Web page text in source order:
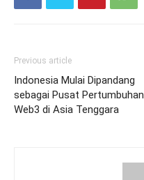
Previous article
Indonesia Mulai Dipandang
sebagai Pusat Pertumbuhan
Web3 di Asia Tenggara